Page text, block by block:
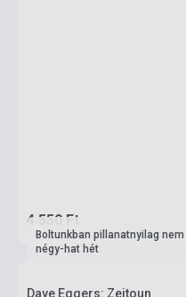
4 550 Ft
Boltunkban pillanatnyilag
négy-hat hét
Dave Eggers: Zeitoun